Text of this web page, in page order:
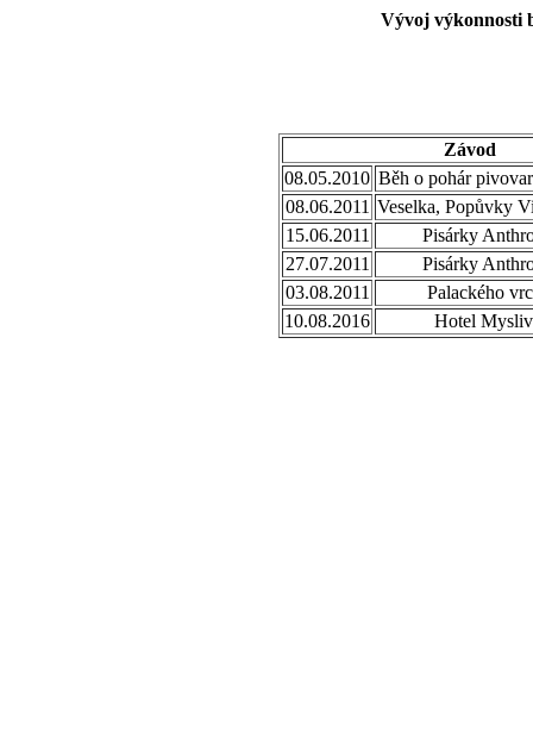
Vývoj výkonnosti
Závod
08.05.2010 Běh o pohár
08.06.2011 Veselka, Popůvky
15.06.2011
Pisárky
27.07.2011
Pisárky
03.08.2011
Palackého
10.08.2016
Hotel